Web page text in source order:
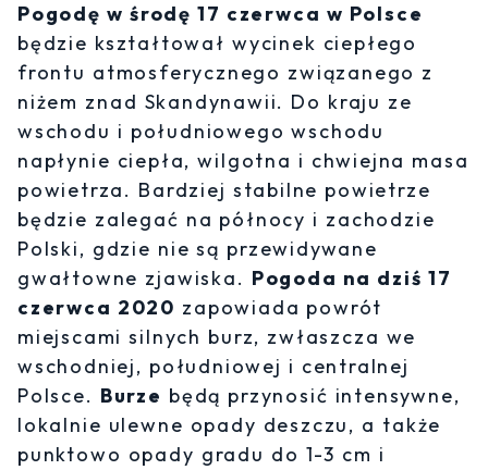
Pogodę w środę 17 czerwca w Polsce
będzie kształtował wycinek ciepłego
frontu atmosferycznego związanego z
niżem znad Skandynawii. Do kraju ze
wschodu i południowego wschodu
napłynie ciepła, wilgotna i chwiejna masa
powietrza. Bardziej stabilne powietrze
będzie zalegać na północy i zachodzie
Polski, gdzie nie są przewidywane
gwałtowne zjawiska. Pogoda na dziś 17
czerwca 2020 zapowiada powrót
miejscami silnych burz, zwłaszcza we
wschodniej, południowej i centralnej
Polsce. Burze będą przynosić intensywne,
lokalnie ulewne opady deszczu, a także
punktowo opady gradu do 1-3 cm i